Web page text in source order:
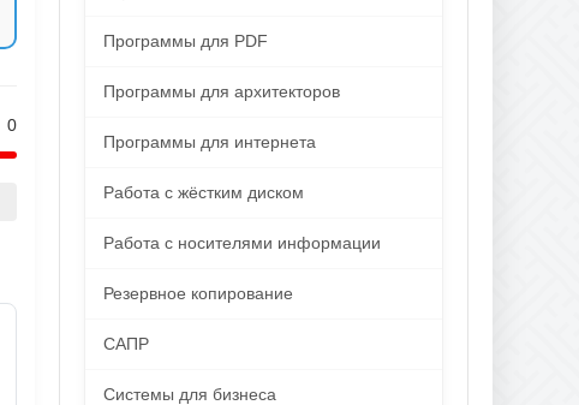
0
Программы для PDF
Программы для архитекторов
Программы для интернета
Работа с жёстким диском
Работа с носителями информации
Резервное копирование
САПР
Системы для бизнеса